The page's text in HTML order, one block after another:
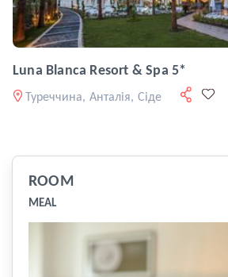
Luna Blanca Resort & Spa 5*
Туреччина, Анталія, Сіде
ROOM
MEAL